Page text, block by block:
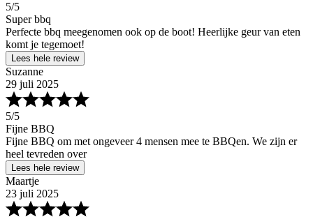
5/5
Super bbq
Perfecte bbq meegenomen ook op de boot! Heerlijke geur van eten
komt je tegemoet!
Lees hele review
Suzanne
29 juli 2025
5/5
Fijne BBQ
Fijne BBQ om met ongeveer 4 mensen mee te BBQen. We zijn er
heel tevreden over
Lees hele review
Maartje
23 juli 2025